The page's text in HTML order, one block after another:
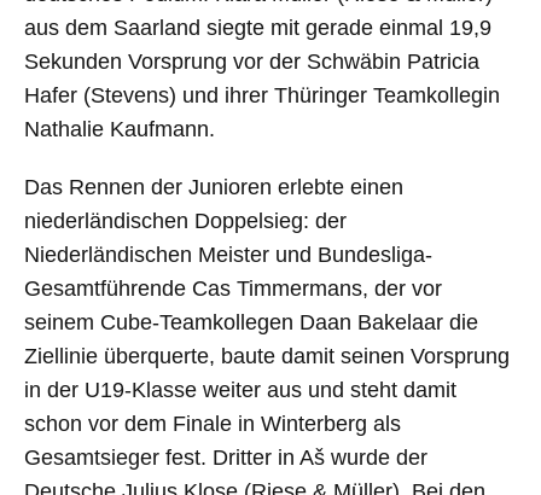
aus dem Saarland siegte mit gerade einmal 19,9
Sekunden Vorsprung vor der Schwäbin Patricia
Hafer (Stevens) und ihrer Thüringer Teamkollegin
Nathalie Kaufmann.
Das Rennen der Junioren erlebte einen
niederländischen Doppelsieg: der
Niederländischen Meister und Bundesliga-
Gesamtführende Cas Timmermans, der vor
seinem Cube-Teamkollegen Daan Bakelaar die
Ziellinie überquerte, baute damit seinen Vorsprung
in der U19-Klasse weiter aus und steht damit
schon vor dem Finale in Winterberg als
Gesamtsieger fest. Dritter in Aš wurde der